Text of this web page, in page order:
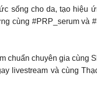
sống cho da, tạo hiệu
cùng #PRP_serum và
chuẩn chuyên gia cùng
livestream và cùng